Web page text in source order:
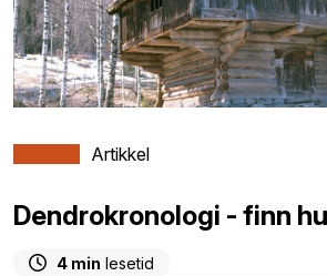
Artikkel
Dendrokronologi - finn
4 min lesetid